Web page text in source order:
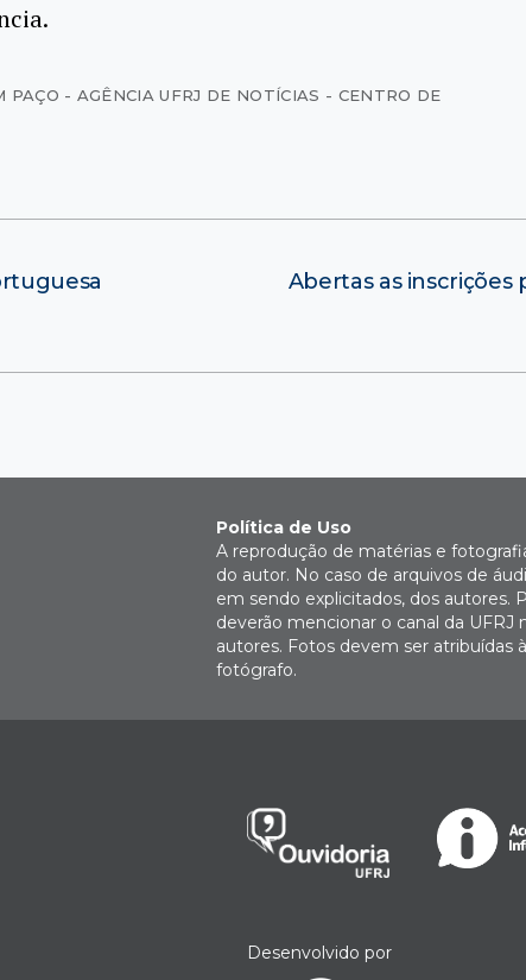
PAÇO - AGÊNCIA UFRJ DE NOTÍCIAS - CENTRO DE
Abertas as inscrições
Política de Uso
A reprodução de matérias e
do autor. No caso de arquivos de
em sendo explicitados, dos autores.
deverão mencionar o canal da UFRJ
autores. Fotos devem ser atribuídas
fotógrafo.
Desenvolvido por